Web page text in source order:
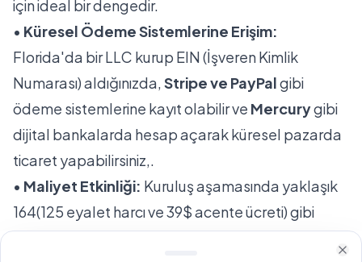
için ideal bir dengedir.
• Küresel Ödeme Sistemlerine Erişim:
Florida'da bir LLC kurup EIN (İşveren Kimlik
Numarası) aldığınızda,Stripe ve PayPalgibi
ödeme sistemlerine kayıt olabilir ve Mercurygibi
dijital bankalarda hesap açarak küresel pazarda
ticaret yapabilirsiniz,.
• Maliyet Etkinliği: Kuruluş aşamasında yaklaşık
164(125 eyalet harcı ve 39$ acente ücreti) gibi
rekabetçi bir maliyetle süreç başlatılabilmektedir.